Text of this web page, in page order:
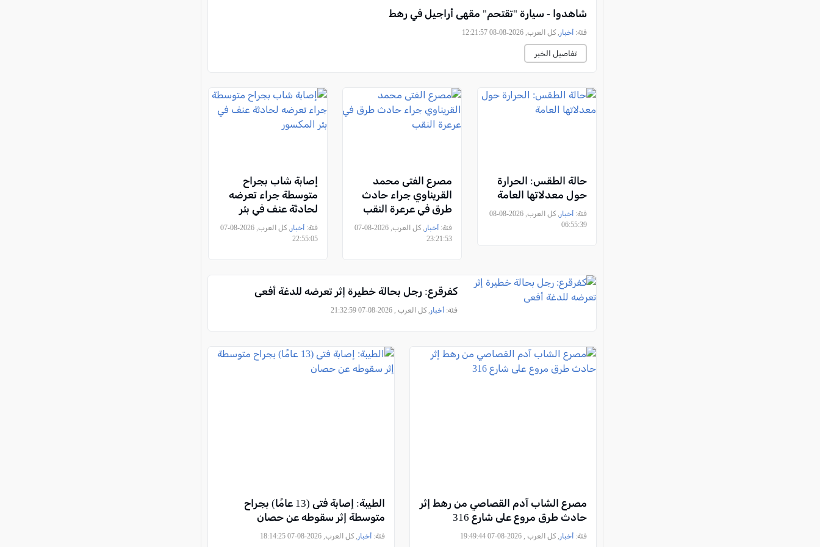
شاهدوا - سيارة "تقتحم" مقهى أراجيل في رهط
فئة: أخبار , كل العرب, 2026-08-08 12:21:57
تفاصيل الخبر
حالة الطقس: الحرارة
حول معدلاتها العامة
فئة: أخبار
, كل العرب, 2026-08-08
06:55:39
مصرع الفتى محمد
القريناوي جراء حادث
طرق في عرعرة النقب
فئة: أخبار
, كل العرب, 2026-08-07
23:21:53
إصابة شاب بجراح
متوسطة جراء تعرضه
لحادثة عنف في بئر
المكسور
فئة:أخبار
, كل العرب, 2026-08-07
22:55:05
كفرقرع: رجل بحالة خطيرة إثر تعرضه للدغة أفعى
فئة: أخبار , كل العرب , 2026-08-07 21:32:59
مصرع الشاب آدم القصاصي من رهط إثر
حادث طرق مروع على شارع 316
فئة: أخبار , كل العرب , 2026-08-07 19:49:44
الطيبة: إصابة فتى (13 عامًا) بجراح
متوسطة إثر سقوطه عن حصان
فئة: أخبار , كل العرب, 2026-08-07 18:14:25